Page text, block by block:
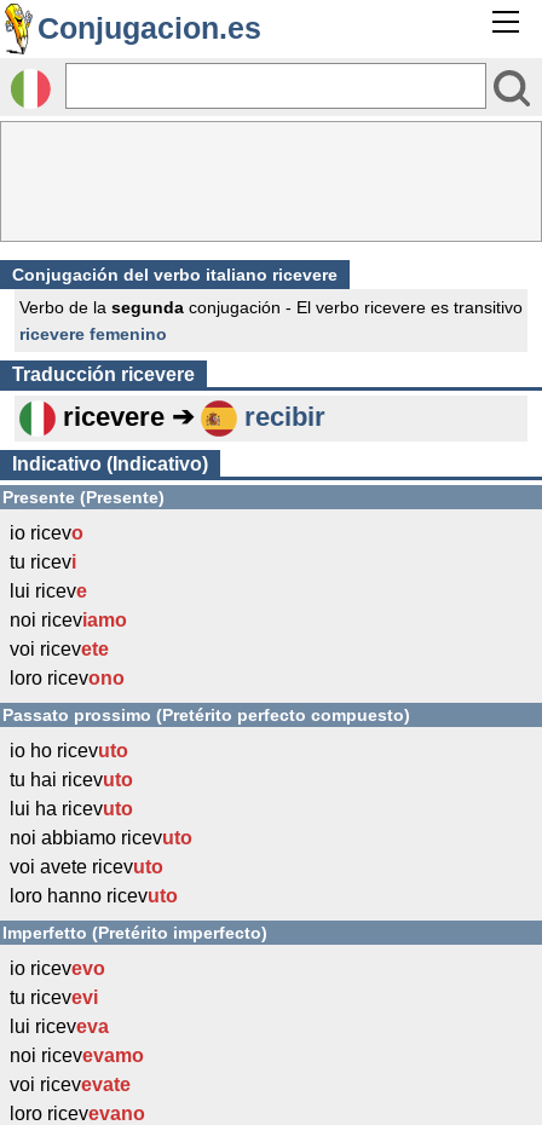
Conjugacion.es
Conjugación del verbo italiano ricevere
Verbo de la segunda conjugación - El verbo ricevere es transitivo
ricevere femenino
Traducción ricevere
ricevere ➔ recibir
Indicativo (Indicativo)
Presente (Presente)
io ricevo
tu ricevi
lui riceve
noi riceviamo
voi ricevete
loro ricevono
Passato prossimo (Pretérito perfecto compuesto)
io ho ricevuto
tu hai ricevuto
lui ha ricevuto
noi abbiamo ricevuto
voi avete ricevuto
loro hanno ricevuto
Imperfetto (Pretérito imperfecto)
io ricevevo
tu ricevevi
lui riceveva
noi ricevevamo
voi ricevevate
loro ricevevano